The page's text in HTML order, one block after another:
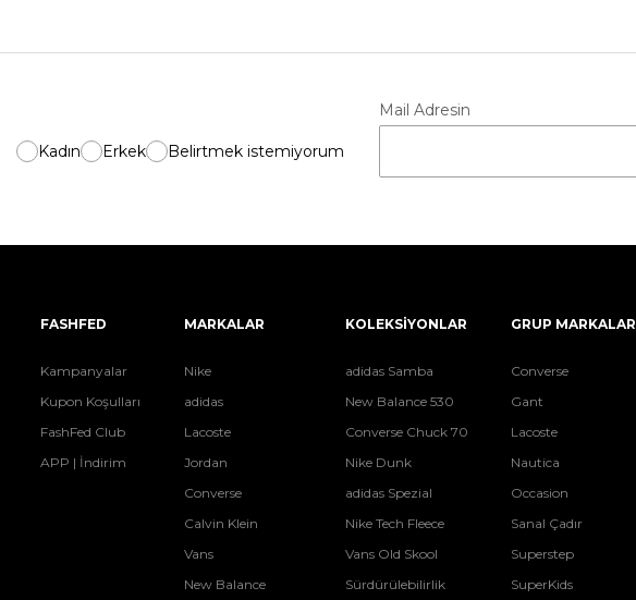
Kadın Erkek Belirtmek istemiyorum
Mail Adresin
FASHFED
Kampanyalar
Kupon Koşulları
FashFed Club
APP | İndirim
MARKALAR
Nike
adidas
Lacoste
Jordan
Converse
Calvin Klein
Vans
New Balance
KOLEKSİYONLAR
adidas Samba
New Balance 530
Converse Chuck 70
Nike Dunk
adidas Spezial
Nike Tech Fleece
Vans Old Skool
Sürdürülebilirlik
GRUP MARKALAR
Converse
Gant
Lacoste
Nautica
Occasion
Sanal Çadır
Superstep
SuperKids